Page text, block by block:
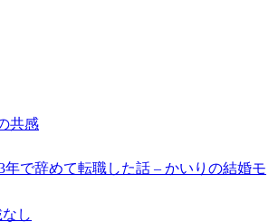
共感
年で辞めて転職した話 – かいりの結婚モ
し